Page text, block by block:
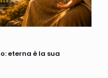
eterna è la sua